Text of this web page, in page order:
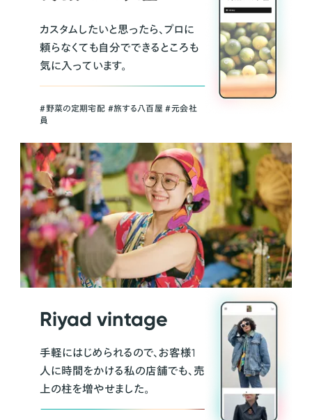
カスタムしたいと思ったら、プロに
頼らなくても自分でできるところも
気に入っています。
＃野菜の定期宅配 ＃旅する八百屋 ＃元会社
員
Riyad vintage
手軽にはじめられるので、お客様1
人に時間をかける私の店舗でも、売
上の柱を増やせました。